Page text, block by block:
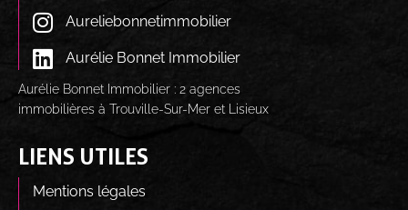
Aureliebonnetimmobilier
Aurélie Bonnet Immobilier
Aurélie Bonnet Immobilier : 2 agences
immobilières à Trouville-Sur-Mer et Lisieux
LIENS UTILES
Mentions légales